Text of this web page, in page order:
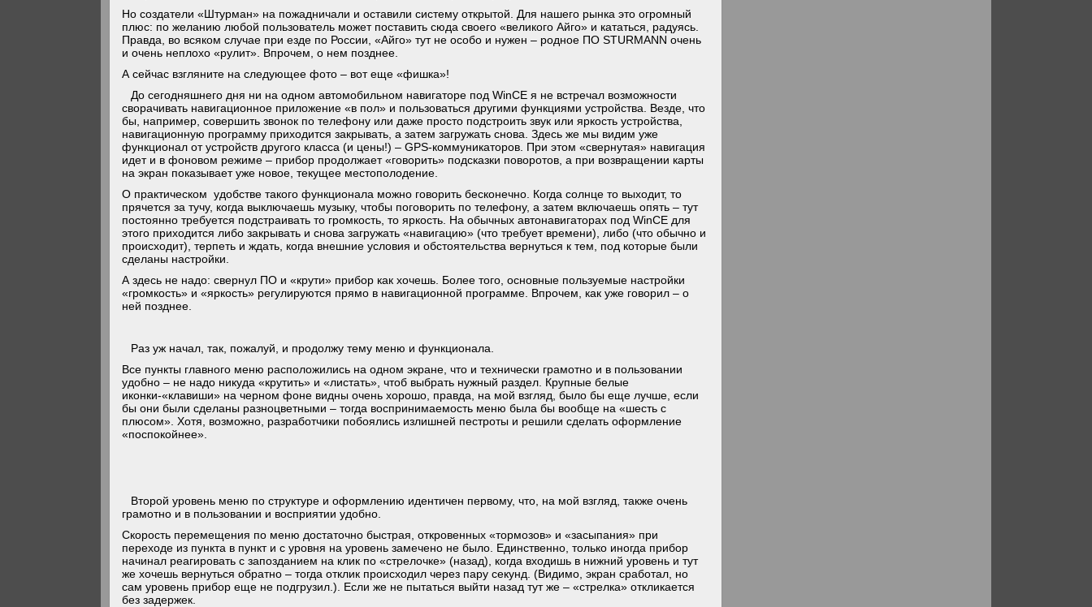
Но создатели «Штурман» на пожадничали и оставили систему открытой. Для нашего рынка это огромный
плюс: по желанию любой пользователь может поставить сюда своего «великого Айго» и кататься, радуясь.
Правда, во всяком случае при езде по России, «Айго» тут не особо и нужен – родное ПО STURMANN очень
и очень неплохо «рулит». Впрочем, о нем позднее.
А сейчас взгляните на следующее фото – вот еще «фишка»!
До сегодняшнего дня ни на одном автомобильном навигаторе под WinCE я не встречал возможности
сворачивать навигационное приложение «в пол» и пользоваться другими функциями устройства. Везде, что
бы, например, совершить звонок по телефону или даже просто подстроить звук или яркость устройства,
навигационную программу приходится закрывать, а затем загружать снова. Здесь же мы видим уже
функционал от устройств другого класса (и цены!) – GPS-коммуникаторов. При этом «свернутая» навигация
идет и в фоновом режиме – прибор продолжает «говорить» подсказки поворотов, а при возвращении карты
на экран показывает уже новое, текущее местополодение.
О практическом удобстве такого функционала можно говорить бесконечно. Когда солнце то выходит, то
прячется за тучу, когда выключаешь музыку, чтобы поговорить по телефону, а затем включаешь опять – тут
постоянно требуется подстраивать то громкость, то яркость. На обычных автонавигаторах под WinCE для
этого приходится либо закрывать и снова загружать «навигацию» (что требует времени), либо (что обычно и
происходит), терпеть и ждать, когда внешние условия и обстоятельства вернуться к тем, под которые были
сделаны настройки.
А здесь не надо: свернул ПО и «крути» прибор как хочешь. Более того, основные пользуемые настройки
«громкость» и «яркость» регулируются прямо в навигационной программе. Впрочем, как уже говорил – о
ней позднее.
Раз уж начал, так, пожалуй, и продолжу тему меню и функционала.
Все пункты главного меню расположились на одном экране, что и технически грамотно и в пользовании
удобно – не надо никуда «крутить» и «листать», чтоб выбрать нужный раздел. Крупные белые
иконки-«клавиши» на черном фоне видны очень хорошо, правда, на мой взгляд, было бы еще лучше, если
бы они были сделаны разноцветными – тогда воспринимаемость меню была бы вообще на «шесть с
плюсом». Хотя, возможно, разработчики побоялись излишней пестроты и решили сделать оформление
«поспокойнее».
Второй уровень меню по структуре и оформлению идентичен первому, что, на мой взгляд, также очень
грамотно и в пользовании и восприятии удобно.
Скорость перемещения по меню достаточно быстрая, откровенных «тормозов» и «засыпания» при
переходе из пункта в пункт и с уровня на уровень замечено не было. Единственно, только иногда прибор
начинал реагировать с запозданием на клик по «стрелочке» (назад), когда входишь в нижний уровень и тут
же хочешь вернуться обратно – тогда отклик происходил через пару секунд. (Видимо, экран сработал, но
сам уровень прибор еще не подгрузил.). Если же не пытаться выйти назад тут же – «стрелка» откликается
без задержек.